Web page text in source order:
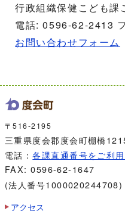
行政組織保健こども課
電話: 0596-62-2413
お問い合わせフォーム
〒516-2195
三重県度会郡度会町棚橋
電話：各課直通番号をご利用
FAX: 0596-62-1647
(法人番号1000020244708)
アクセス